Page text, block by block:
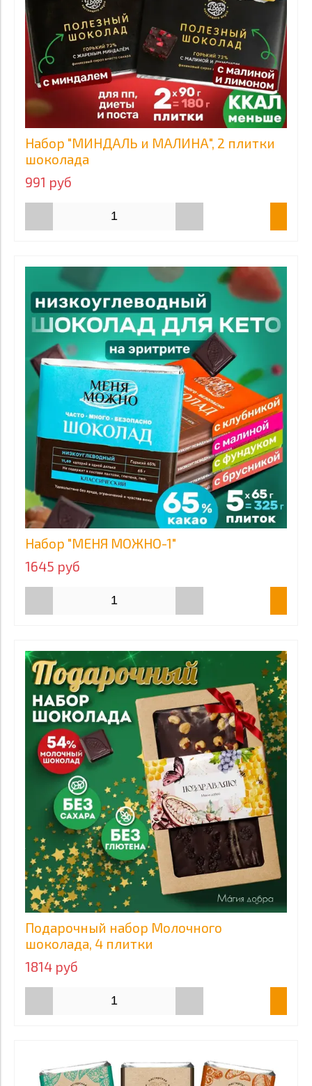
Набор "МИНДАЛЬ и МАЛИНА", 2 плитки
шоколада
991 руб
Набор "МЕНЯ МОЖНО-1"
1645 руб
Подарочный набор Молочного
шоколада, 4 плитки
1814 руб